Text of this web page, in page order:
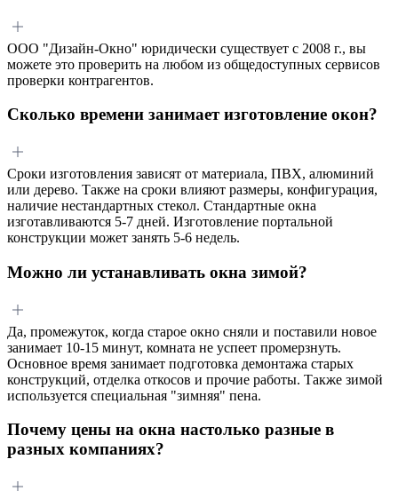
ООО "Дизайн-Окно" юридически существует с 2008 г., вы
можете это проверить на любом из общедоступных сервисов
проверки контрагентов.
Сколько времени занимает изготовление окон?
Сроки изготовления зависят от материала, ПВХ, алюминий
или дерево. Также на сроки влияют размеры, конфигурация,
наличие нестандартных стекол. Стандартные окна
изготавливаются 5-7 дней. Изготовление портальной
конструкции может занять 5-6 недель.
Можно ли устанавливать окна зимой?
Да, промежуток, когда старое окно сняли и поставили новое
занимает 10-15 минут, комната не успеет промерзнуть.
Основное время занимает подготовка демонтажа старых
конструкций, отделка откосов и прочие работы. Также зимой
используется специальная "зимняя" пена.
Почему цены на окна настолько разные в
разных компаниях?